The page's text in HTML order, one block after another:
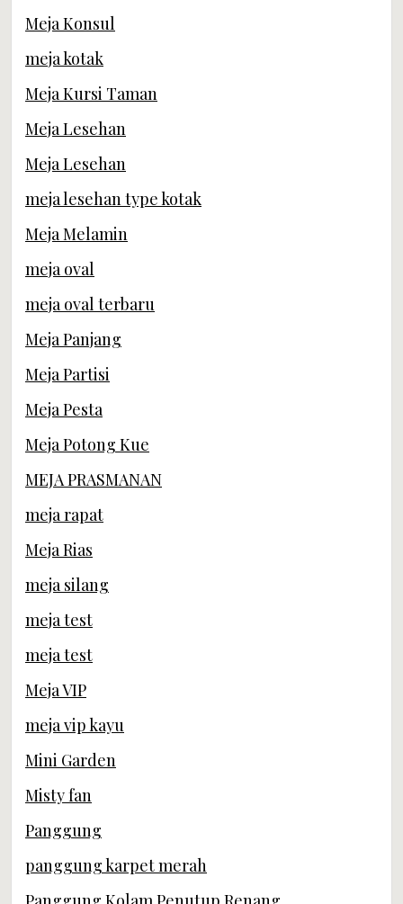
Meja Konsul
meja kotak
Meja Kursi Taman
Meja Lesehan
Meja Lesehan
meja lesehan type kotak
Meja Melamin
meja oval
meja oval terbaru
Meja Panjang
Meja Partisi
Meja Pesta
Meja Potong Kue
MEJA PRASMANAN
meja rapat
Meja Rias
meja silang
meja test
meja test
Meja VIP
meja vip kayu
Mini Garden
Misty fan
Panggung
panggung karpet merah